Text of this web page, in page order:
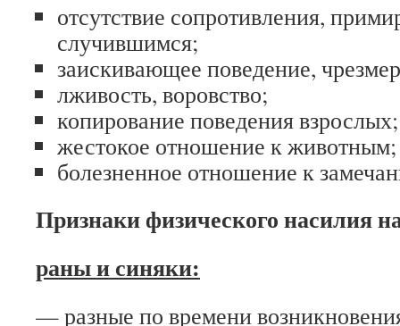
отсутствие сопротивления,
случившимся;
заискивающее поведение,
лживость, воровство;
копирование поведения взрослых;
жестокое отношение к животным;
болезненное отношение к
Признаки физического насилия
раны и синяки:
— разные по времени